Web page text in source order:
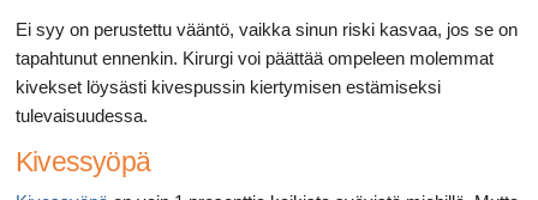
Ei syy on perustettu vääntö, vaikka sinun riski kasvaa, jos se on
tapahtunut ennenkin. Kirurgi voi päättää ompeleen molemmat
kivekset löysästi kivespussin kiertymisen estämiseksi
tulevaisuudessa.
Kivessyöpä